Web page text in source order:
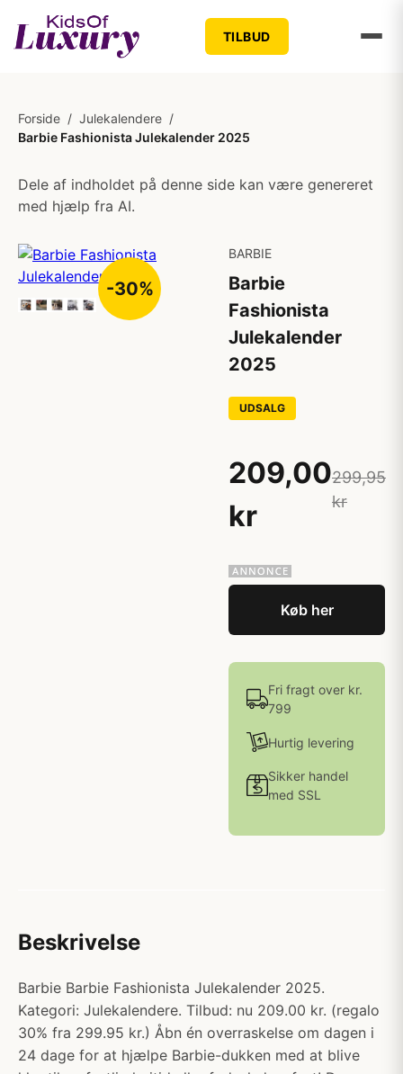
TILBUD
Forside / Julekalendere /
Barbie Fashionista Julekalender 2025
Dele af indholdet på denne side kan være genereret
med hjælp fra AI.
-30%
BARBIE
Barbie
Fashionista
Julekalender
2025
UDSALG
209,00
kr
299,95
kr
Køb her
Fri fragt over kr.
799
Hurtig levering
Sikker handel
med SSL
Beskrivelse
Barbie Barbie Fashionista Julekalender 2025.
Kategori: Julekalendere. Tilbud: nu 209.00 kr. (regalo
30% fra 299.95 kr.) Åbn én overraskelse om dagen i
24 dage for at hjælpe Barbie-dukken med at blive